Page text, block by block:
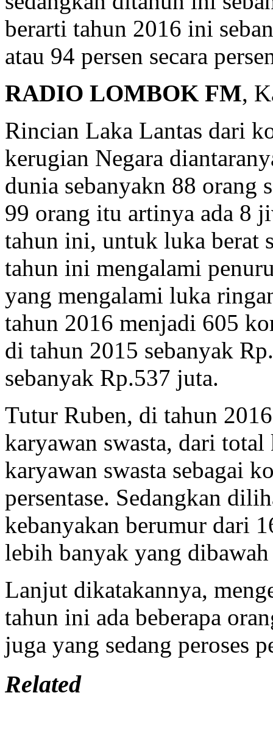
berarti tahun 2016 ini
atau 94 persen secara
RADIO LOMBOK FM,
Rincian Laka Lantas dari
kerugian Negara
dunia sebanyakn 88 orang
99 orang itu artinya ada 8
tahun ini, untuk luka berat
tahun ini mengalami
yang mengalami luka
tahun 2016 menjadi 605
di tahun 2015 sebanyak
sebanyak Rp.537 juta.
Tutur Ruben, di tahun
karyawan swasta, dari
karyawan swasta sebagai
persentase. Sedangkan
kebanyakan berumur dari
lebih banyak yang
Lanjut dikatakannya,
tahun ini ada beberapa
juga yang sedang peroses
Related